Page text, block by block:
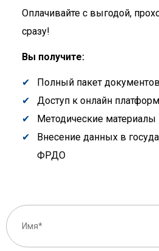
Оплачивайте с выгодой,
сразу!
Вы получите:
Полный пакет документов
Доступ к онлайн
Методические материалы
Внесение данных в
ФРДО